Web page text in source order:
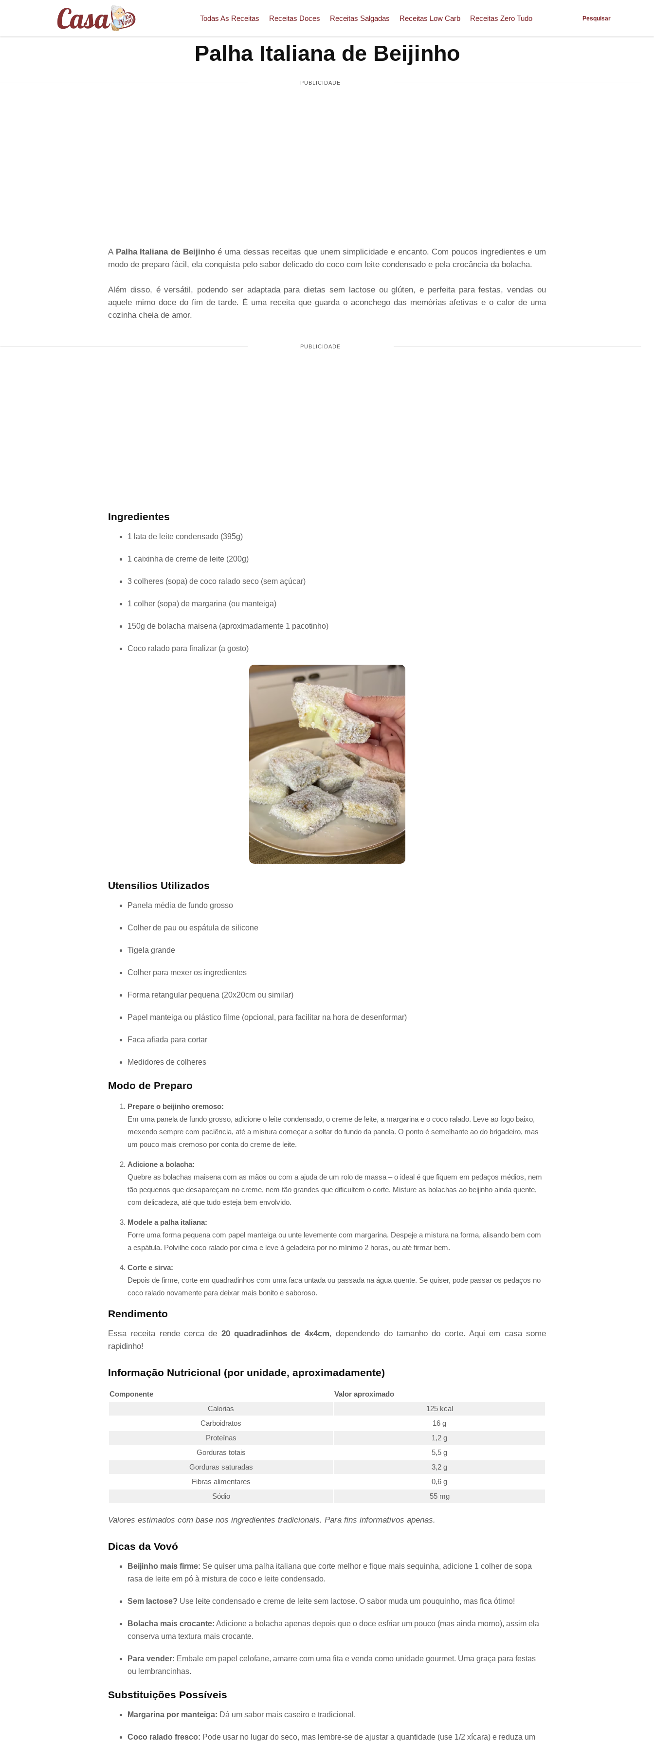
Todas As Receitas Receitas Doces Receitas Salgadas Receitas Low Carb Receitas Zero Tudo Pesquisar
Palha Italiana de Beijinho
A Palha Italiana de Beijinhoé uma dessas receitas que unem simplicidade e encanto. Com poucos ingredientes e um
modo de preparo fácil, ela conquista pelo sabor delicado do coco com leite condensado e pela crocância da bolacha.
Além disso, é versátil, podendo ser adaptada para dietas sem lactose ou glúten, e perfeita para festas, vendas ou
aquele mimo doce do fim de tarde. É uma receita que guarda o aconchego das memórias afetivas e o calor de uma
cozinha cheia de amor.
Ingredientes
1 lata de leite condensado (395g)
1 caixinha de creme de leite (200g)
3 colheres (sopa) de coco ralado seco (sem açúcar)
1 colher (sopa) de margarina (ou manteiga)
150g de bolacha maisena (aproximadamente 1 pacotinho)
Coco ralado para finalizar (a gosto)
Utensílios Utilizados
Panela média de fundo grosso
Colher de pau ou espátula de silicone
Tigela grande
Colher para mexer os ingredientes
Forma retangular pequena (20x20cm ou similar)
Papel manteiga ou plástico filme (opcional, para facilitar na hora de desenformar)
Faca afiada para cortar
Medidores de colheres
Modo de Preparo
Prepare o beijinho cremoso:
Em uma panela de fundo grosso, adicione o leite condensado, o creme de leite, a margarina e o coco ralado. Leve ao fogo baixo,
mexendo sempre com paciência, até a mistura começar a soltar do fundo da panela. O ponto é semelhante ao do brigadeiro, mas
um pouco mais cremoso por conta do creme de leite.
Adicione a bolacha:
Quebre as bolachas maisena com as mãos ou com a ajuda de um rolo de massa – o ideal é que fiquem em pedaços médios, nem
tão pequenos que desapareçam no creme, nem tão grandes que dificultem o corte. Misture as bolachas ao beijinho ainda quente,
com delicadeza, até que tudo esteja bem envolvido.
Modele a palha italiana:
Forre uma forma pequena com papel manteiga ou unte levemente com margarina. Despeje a mistura na forma, alisando bem com
a espátula. Polvilhe coco ralado por cima e leve à geladeira por no mínimo 2 horas, ou até firmar bem.
Corte e sirva:
Depois de firme, corte em quadradinhos com uma faca untada ou passada na água quente. Se quiser, pode passar os pedaços no
coco ralado novamente para deixar mais bonito e saboroso.
Rendimento
Essa receita rende cerca de 20 quadradinhos de 4x4cm, dependendo do tamanho do corte. Aqui em casa some
rapidinho!
Informação Nutricional (por unidade, aproximadamente)
Componente
Valor aproximado
Calorias
125 kcal
Carboidratos
16 g
Proteínas
1,2 g
Gorduras totais
5,5 g
Gorduras saturadas
3,2 g
Fibras alimentares
0,6 g
Sódio
55 mg
Valores estimados com base nos ingredientes tradicionais. Para fins informativos apenas.
Dicas da Vovó
Beijinho mais firme: Se quiser uma palha italiana que corte melhor e fique mais sequinha, adicione 1 colher de sopa
rasa de leite em pó à mistura de coco e leite condensado.
Sem lactose? Use leite condensado e creme de leite sem lactose. O sabor muda um pouquinho, mas fica ótimo!
Bolacha mais crocante: Adicione a bolacha apenas depois que o doce esfriar um pouco (mas ainda morno), assim ela
conserva uma textura mais crocante.
Para vender: Embale em papel celofane, amarre com uma fita e venda como unidade gourmet. Uma graça para festas
ou lembrancinhas.
Substituições Possíveis
Margarina por manteiga: Dá um sabor mais caseiro e tradicional.
Coco ralado fresco: Pode usar no lugar do seco, mas lembre-se de ajustar a quantidade (use 1/2 xícara) e reduza um